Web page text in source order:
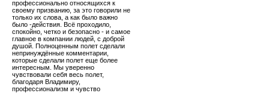
профессионально относящихся к
своему призванию, за это говорили не
только их слова, а как было важно
было -действия. Всё проходило,
спокойно, четко и безопасно - и самое
главное в компании людей, с доброй
душой. Полноценным полет сделали
непринуждённые комментарии,
которые сделали полет еще более
интересным. Мы уверенно
чувствовали себя весь полет,
благодаря Владимиру,
профессионализм и чувство